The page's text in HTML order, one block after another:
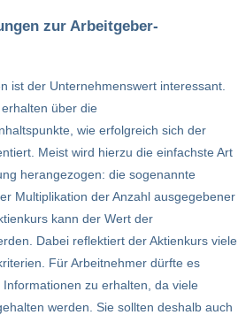
zur Arbeitgeber-
ist der Unternehmenswert interessant.
über die
wie erfolgreich sich der
Meist wird hierzu die einfachste Art
herangezogen: die sogenannte
Multiplikation der Anzahl ausgegebener
kann der Wert der
Dabei reflektiert der Aktienkurs viele
Für Arbeitnehmer dürfte es
zu erhalten, da viele
werden. Sie sollten deshalb auch